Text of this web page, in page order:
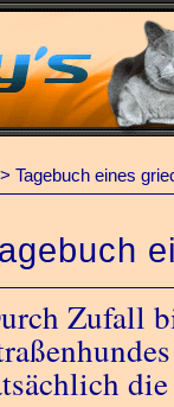
> Tagebuch eines
Zufall